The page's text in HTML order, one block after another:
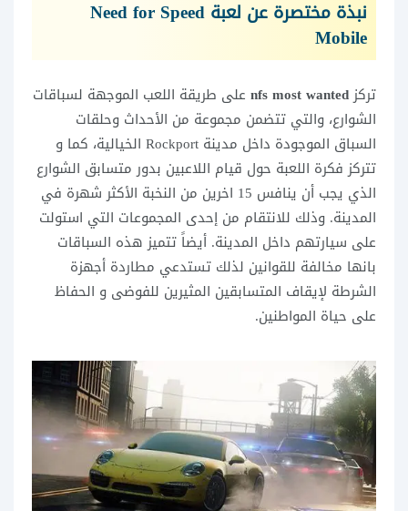
نبذة مختصرة عن لعبة Need for Speed
Mobile
تركزnfs most wanted على طريقة اللعب الموجهة لسباقات
الشوارع، والتي تتضمن مجموعة من الأحداث وحلقات
السباق الموجودة داخل مدينة Rockport الخيالية، كما و
تتركز فكرة اللعبة حول قيام اللاعبين بدور متسابق الشوارع
الذي يجب أن ينافس 15 اخرين من النخبة الأكثر شهرة في
المدينة. وذلك للانتقام من إحدى المجموعات التي استولت
على سيارتهم داخل المدينة. أيضاً تتميز هذه السباقات
بانها مخالفة للقوانين لذلك تستدعي مطاردة أجهزة
الشرطة لإيقاف المتسابقين المثيرين للفوضى و الحفاظ
على حياة المواطنين.